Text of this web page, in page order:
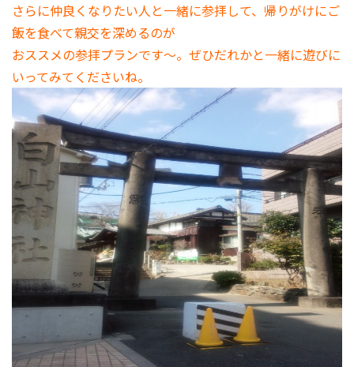
さらに仲良くなりたい人と一緒に参拝して、帰りがけにご
飯を食べて親交を深めるのが
おススメの参拝プランです～。ぜひだれかと一緒に遊びに
いってみてくださいね。